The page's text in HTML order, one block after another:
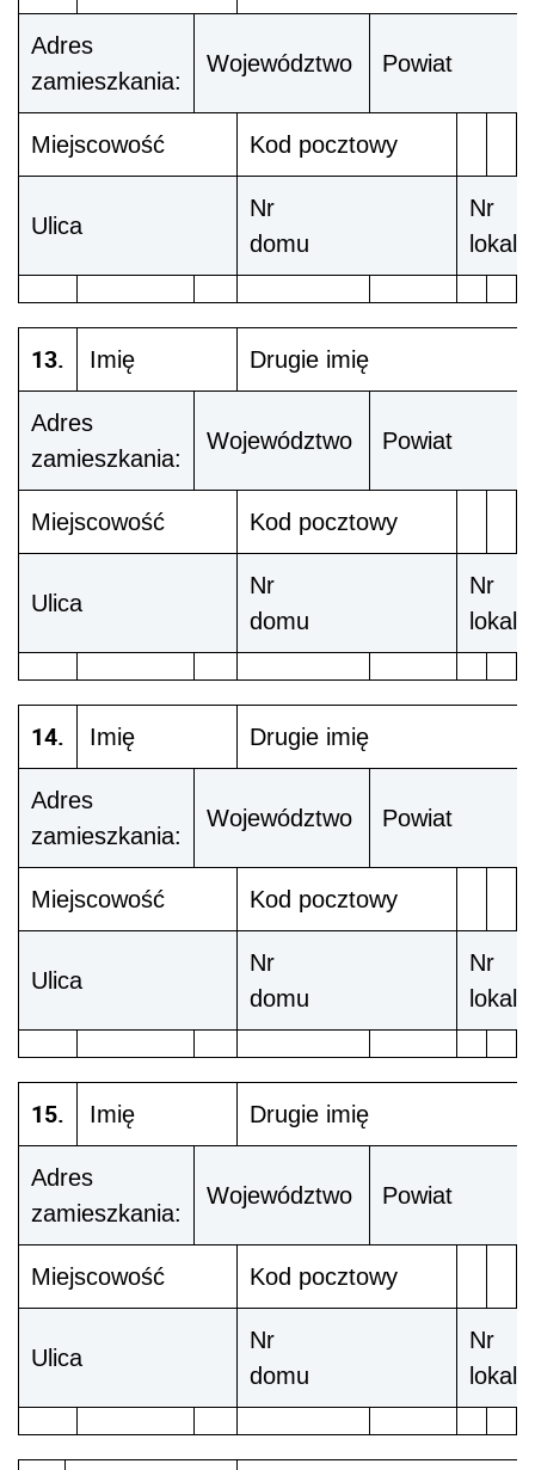
Adres
zamieszkania:
Województwo Powiat
Miejscowość Kod pocztowy
Ulica
Nr
domu
Nr
lokalu
13. Imię Drugie imię
Adres
zamieszkania:
Województwo Powiat
Miejscowość Kod pocztowy
Ulica
Nr
domu
Nr
lokalu
14. Imię Drugie imię
Adres
zamieszkania:
Województwo Powiat
Miejscowość Kod pocztowy
Ulica
Nr
domu
Nr
lokalu
15. Imię Drugie imię
Adres
zamieszkania:
Województwo Powiat
Miejscowość Kod pocztowy
Ulica
Nr
domu
Nr
lokalu